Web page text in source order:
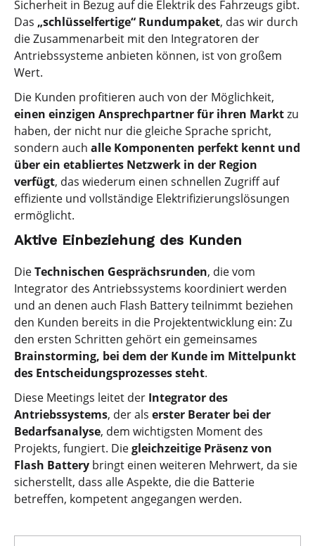
Sicherheit in Bezug auf die Elektrik des Fahrzeugs gibt.
Das „schlüsselfertige“ Rundumpaket, das wir durch
die Zusammenarbeit mit den Integratoren der
Antriebssysteme anbieten können, ist von großem
Wert.
Die Kunden profitieren auch von der Möglichkeit,
einen einzigen Ansprechpartner für ihren Marktzu
haben, der nicht nur die gleiche Sprache spricht,
sondern auch alle Komponenten perfekt kennt und
über ein etabliertes Netzwerk in der Region
verfügt, das wiederum einen schnellen Zugriff auf
effiziente und vollständige Elektrifizierungslösungen
ermöglicht.
Aktive Einbeziehung des Kunden
DieTechnischen Gesprächsrunden, die vom
Integrator des Antriebssystems koordiniert werden
und an denen auch Flash Battery teilnimmt beziehen
den Kunden bereits in die Projektentwicklung ein: Zu
den ersten Schritten gehört ein gemeinsames
Brainstorming, bei dem der Kunde im Mittelpunkt
des Entscheidungsprozesses steht.
Diese Meetings leitet der Integrator des
Antriebssystems, der als erster Berater bei der
Bedarfsanalyse, dem wichtigsten Moment des
Projekts, fungiert. Diegleichzeitige Präsenz von
Flash Battery bringt einen weiteren Mehrwert, da sie
sicherstellt, dass alle Aspekte, die die Batterie
betreffen, kompetent angegangen werden.